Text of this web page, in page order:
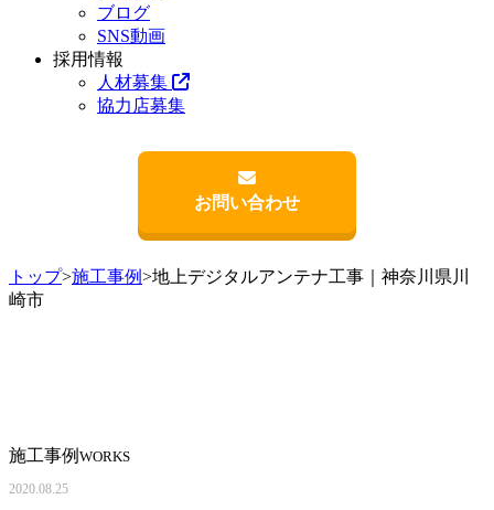
ブログ
SNS動画
採用情報
人材募集
協力店募集
お問い合わせ
トップ>施工事例>地上デジタルアンテナ工事｜神奈川県川
崎市
施工事例 WORKS
2020.08.25